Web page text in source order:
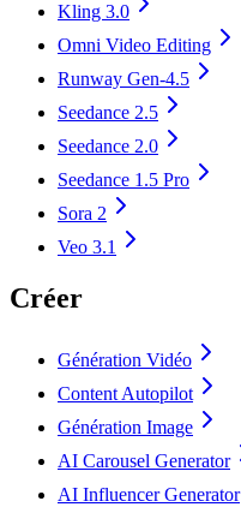
Kling 3.0
Omni Video Editing
Runway Gen-4.5
Seedance 2.5
Seedance 2.0
Seedance 1.5 Pro
Sora 2
Veo 3.1
Créer
Génération Vidéo
Content Autopilot
Génération Image
AI Carousel Generator
AI Influencer Generator